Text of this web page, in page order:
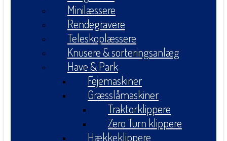
Minilæssere
Rendegravere
Teleskoplæssere
Knusere & sorteringsanlæg
Have & Park
Fejemaskiner
Græsslåmaskiner
Traktorklippere
Zero Turn klippere
Hækkeklippere